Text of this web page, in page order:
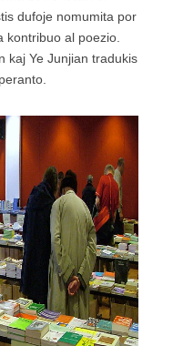
dufoje nomumita por
kontribuo al poezio.
kaj Ye Junjian tradukis